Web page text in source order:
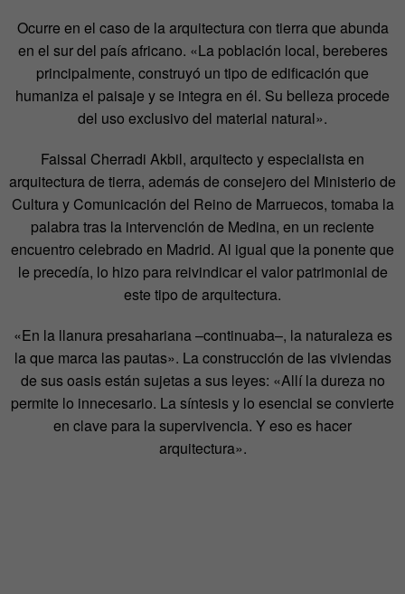
Ocurre en el caso de la arquitectura con tierra que abunda
en el sur del país africano. «La población local, bereberes
principalmente, construyó un tipo de edificación que
humaniza el paisaje y se integra en él. Su belleza procede
del uso exclusivo del material natural».
Faissal Cherradi Akbil, arquitecto y especialista en
arquitectura de tierra, además de consejero del Ministerio de
Cultura y Comunicación del Reino de Marruecos, tomaba la
palabra tras la intervención de Medina, en un reciente
encuentro celebrado en Madrid. Al igual que la ponente que
le precedía, lo hizo para reivindicar el valor patrimonial de
este tipo de arquitectura.
«En la llanura presahariana –continuaba–, la naturaleza es
la que marca las pautas». La construcción de las viviendas
de sus oasis están sujetas a sus leyes: «Allí la dureza no
permite lo innecesario. La síntesis y lo esencial se convierte
en clave para la supervivencia. Y eso es hacer
arquitectura».